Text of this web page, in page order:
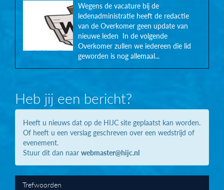
Wegens de vacature bij de
ledenadministratie heeft de redactie
van de Overkomer geen update van
nieuwe leden In de volgende
Overkomer zullen we iedereen die lid
geworden is nog allemaal...
Heb jij een bericht?
Heeft u nieuws dat op de HIJC site geplaatst kan worden.
Of heeft u een verslag geschreven over een wedstrijd of
evenement.
Stuur dit dan naar webmaster@hijc.nl
Trefwoorden